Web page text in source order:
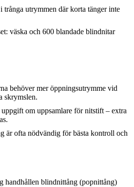
trånga utrymmen där korta tänger inte
väska och 600 blandade blindnitar
behöver mer öppningsutrymme vid
skrymslen.
om uppsamlare för nitstift – extra
är ofta nödvändig för bästa kontroll och
handhållen blindnittång (popnittång)